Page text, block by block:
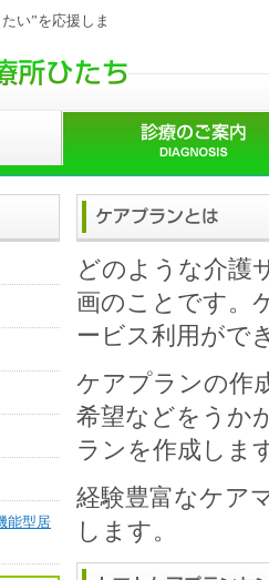
い”を応援しま
能型居
どのような介護
画のことです。
ービス利用がで
ケアプランの作
希望などをうか
ランを作成しま
経験豊富なケア
します。